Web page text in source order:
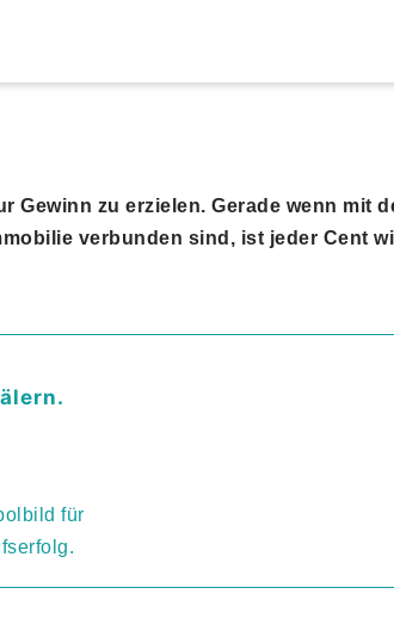
zu erzielen. Gerade wenn mit
verbunden sind, ist jeder Cent